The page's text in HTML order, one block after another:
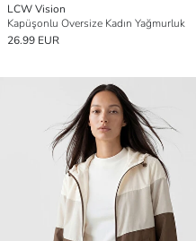
LCW Vision
Kapüşonlu Oversize Kadın Yağmurluk
26.99 EUR